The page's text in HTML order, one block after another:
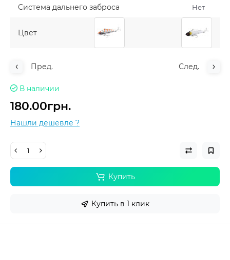
Система дальнего заброса Нет
Цвет
Пред. След.
В наличии
180.00грн.
Нашли дешевле ?
Купить
Купить в 1 клик